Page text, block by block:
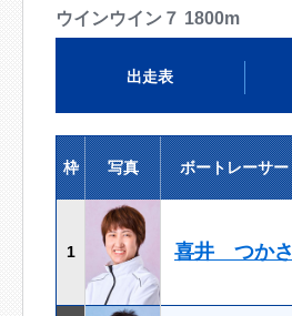
ウインウイン７ 1800m
出走表
枠 写真 ボートレーサー
1 喜井 つかさ